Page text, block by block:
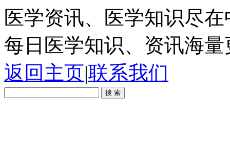
医学资讯、医学知识尽
每日医学知识、资讯海
返回主页|联系我们